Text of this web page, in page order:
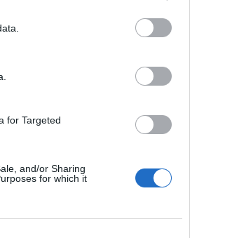
for Targeted
and/or Sharing
for which it
σε
κ.